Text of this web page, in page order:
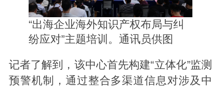
“出海企业海外知识产权布局与纠
纷应对”主题培训。通讯员供图
记者了解到，该中心首先构建“立体化”监测
预警机制，通过整合多渠道信息对涉及中